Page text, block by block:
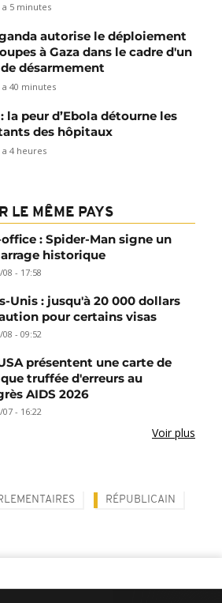
a 5 minutes
autorise le déploiement
à Gaza dans le cadre d'un
désarmement
a 40 minutes
: la peur d’Ebola détourne les
des hôpitaux
a 4 heures
LE MÊME PAYS
: Spider-Man signe un
historique
08 - 17:58
Unis : jusqu'à 20 000 dollars
pour certains visas
08 - 09:52
présentent une carte de
truffée d'erreurs au
AIDS 2026
07 - 16:22
Voir plus
RÉPUBLICAIN